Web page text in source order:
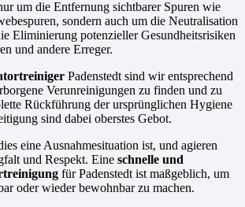
um die Entfernung sichtbarer Spuren wie
sondern auch um die Neutralisation
Eliminierung potenzieller Gesundheitsrisiken
und andere Erreger.
Padenstedt sind wir entsprechend
Verunreinigungen zu finden und zu
Rückführung der ursprünglichen Hygiene
sind dabei oberstes Gebot.
eine Ausnahmesituation ist, und agieren
und Respekt. Eine schnelle und
für Padenstedt ist maßgeblich, um
oder wieder bewohnbar zu machen.